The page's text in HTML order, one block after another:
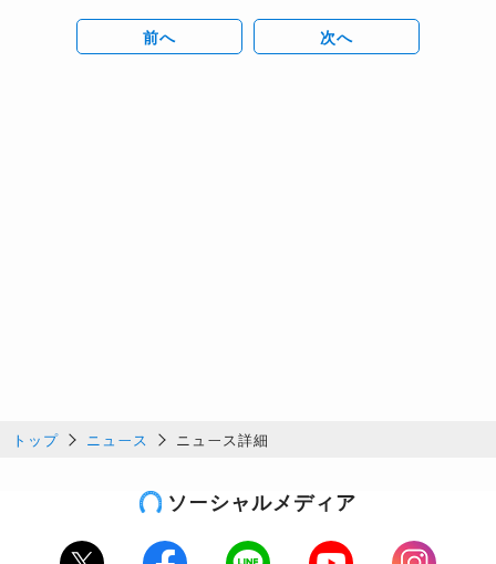
前へ 次へ
トップ ニュース ニュース詳細
ソーシャルメディア